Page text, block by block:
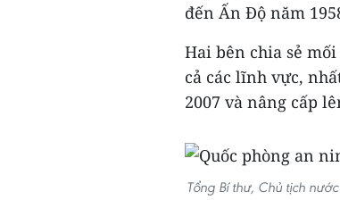
đến Ấn Độ năm
Hai bên chia sẻ
cả các lĩnh vực,
2007 và nâng cấp
Tổng Bí thư, Chủ tịch